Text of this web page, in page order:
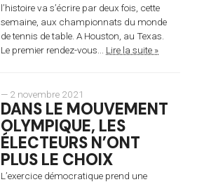
l’histoire va s’écrire par deux fois, cette
semaine, aux championnats du monde
de tennis de table. A Houston, au Texas.
Le premier rendez-vous... Lire la suite »
— 2 novembre 2021
DANS LE MOUVEMENT
OLYMPIQUE, LES
ÉLECTEURS N’ONT
PLUS LE CHOIX
L’exercice démocratique prend une